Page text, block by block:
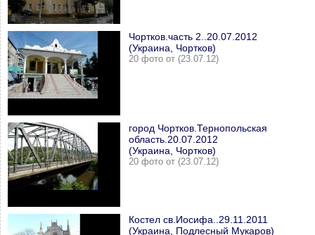
Чортков.часть 2..20.07.2012
(Украина, Чортков)
20 фото от (23.07.12)
город Чортков.Тернопольская
область.20.07.2012
(Украина, Чортков)
20 фото от (23.07.12)
Костел св.Иосифа..29.11.2011
(Украина, Подлесный Мукаров)